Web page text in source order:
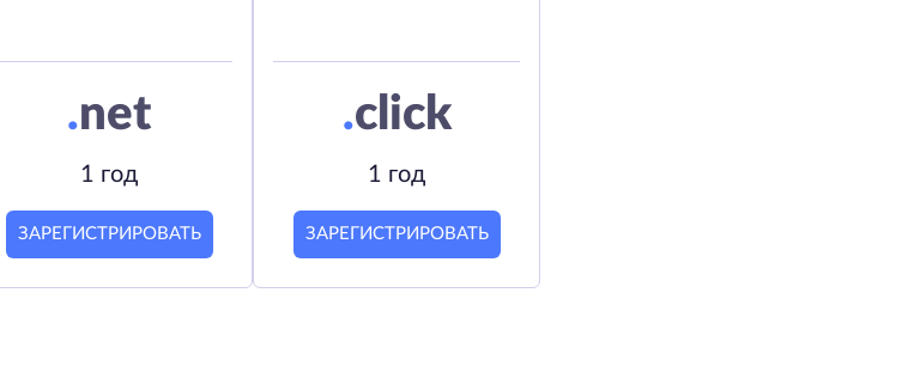
.net
1 год
ЗАРЕГИСТРИРОВАТЬ
.click
1 год
ЗАРЕГИСТРИРОВАТЬ